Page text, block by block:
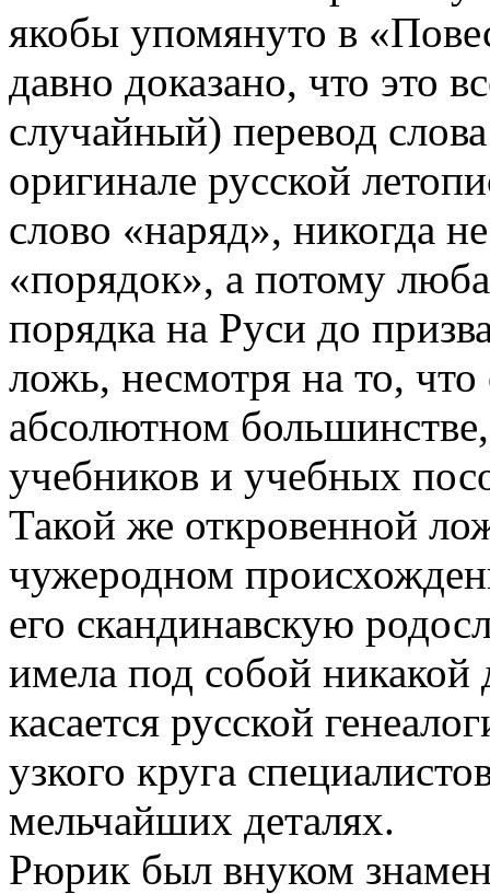
якобы упомянуто в
давно доказано, что это
случайный) перевод
оригинале русской
слово «наряд», никогда
«порядок», а потому
порядка на Руси до
ложь, несмотря на то, что
абсолютном
учебников и учебных
Такой же откровенной
чужеродном
его скандинавскую
имела под собой никакой
касается русской
узкого круга
мельчайших деталях.
Рюрик был внуком